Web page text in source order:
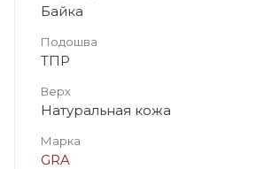
Байка
Подошва
ТПР
Верх
Натуральная кожа
Марка
GRA